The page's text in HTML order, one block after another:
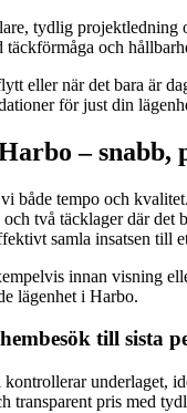
tydlig
och
eller när det bara är
för just din
–
både tempo och
två täcklager där det
samla insatsen till
innan visning
lägenhet i Harbo.
till sista
underlaget,
transparent pris med